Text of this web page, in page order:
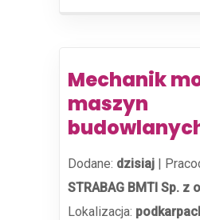
Mechanik
maszyn
Dodane: dzisiaj |
STRABAG BMTI Sp. z
Lokalizacja: